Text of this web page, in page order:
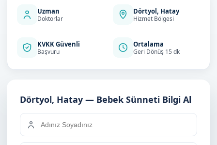
Uzman
Doktorlar
Dörtyol, Hatay
Hizmet Bölgesi
KVKK Güvenli
Başvuru
Ortalama
Geri Dönüş 15 dk
Dörtyol, Hatay — Bebek Sünneti Bilgi Al